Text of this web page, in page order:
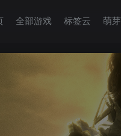
全部游戏 标签云 萌